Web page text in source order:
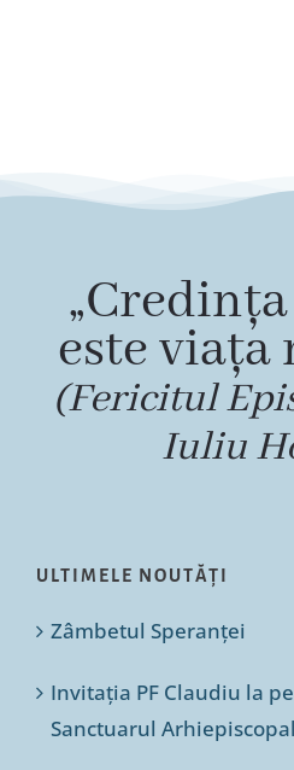
este viața
(Fericitul
Iuliu
ULTIMELE NOUTĂȚI
Zâmbetul Speranței
Invitația PF Claudiu la
Sanctuarul